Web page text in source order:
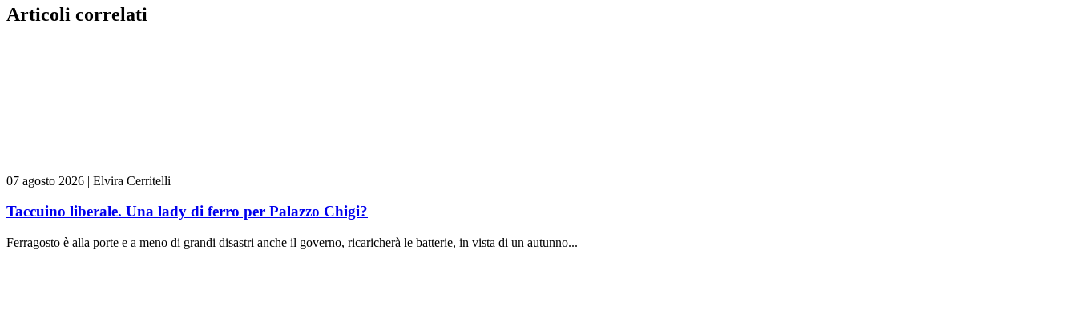
Articoli correlati
07 agosto 2026 | Elvira Cerritelli
Taccuino liberale. Una lady di ferro per Palazzo Chigi?
Ferragosto è alla porte e a meno di grandi disastri anche il governo, ricaricherà le batterie, in vista di un autunno...